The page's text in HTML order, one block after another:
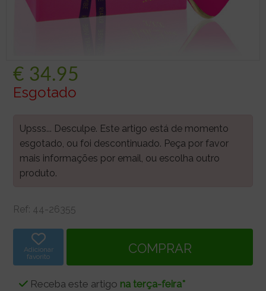
€ 34.95
Esgotado
Upsss... Desculpe. Este artigo está de momento
esgotado, ou foi descontinuado. Peça por favor
mais informações por email, ou escolha outro
produto.
Ref: 44-26355
Adicionar
favorito
Receba este artigo na terça-feira*